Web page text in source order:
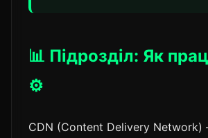
📊 Підрозділ: Як
⚙️
CDN (Content Delivery